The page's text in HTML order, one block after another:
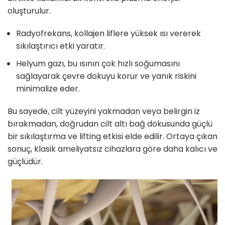
oluşturulur.
Radyofrekans, kollajen liflere yüksek ısı vererek
sıkılaştırıcı etki yaratır.
Helyum gazı, bu ısının çok hızlı soğumasını
sağlayarak çevre dokuyu korur ve yanık riskini
minimalize eder.
Bu sayede, cilt yüzeyini yakmadan veya belirgin iz
bırakmadan, doğrudan cilt altı bağ dokusunda güçlü
bir sıkılaştırma ve lifting etkisi elde edilir. Ortaya çıkan
sonuç, klasik ameliyatsız cihazlara göre daha kalıcı ve
güçlüdür.